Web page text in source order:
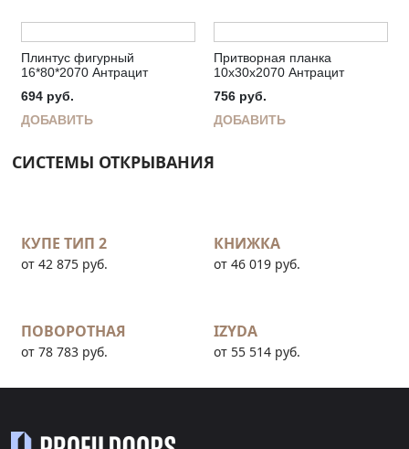
Плинтус фигурный
16*80*2070 Антрацит
694 руб.
ДОБАВИТЬ
Притворная планка
10х30х2070 Антрацит
756 руб.
ДОБАВИТЬ
СИСТЕМЫ ОТКРЫВАНИЯ
КУПЕ ТИП 2
от 42 875 руб.
КНИЖКА
от 46 019 руб.
ПОВОРОТНАЯ
от 78 783 руб.
IZYDA
от 55 514 руб.